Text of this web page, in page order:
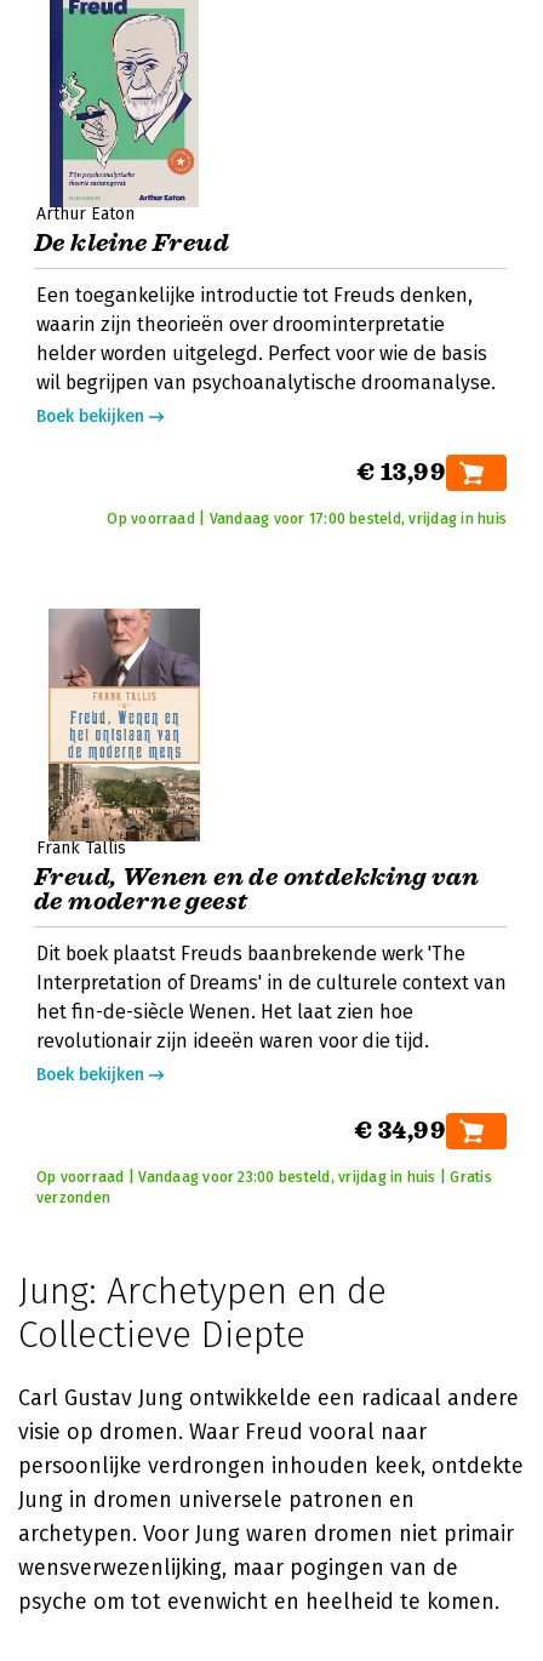
Arthur Eaton
De kleine Freud
Een toegankelijke introductie tot Freuds denken,
waarin zijn theorieën over droominterpretatie
helder worden uitgelegd. Perfect voor wie de basis
wil begrijpen van psychoanalytische droomanalyse.
Boek bekijken
€ 13,99
Op voorraad | Vandaag voor 17:00 besteld, vrijdag in huis
Frank Tallis
Freud, Wenen en de ontdekking van
de moderne geest
Dit boek plaatst Freuds baanbrekende werk 'The
Interpretation of Dreams' in de culturele context van
het fin-de-siècle Wenen. Het laat zien hoe
revolutionair zijn ideeën waren voor die tijd.
Boek bekijken
€ 34,99
Op voorraad | Vandaag voor 23:00 besteld, vrijdag in huis | Gratis
verzonden
Jung: Archetypen en de
Collectieve Diepte
Carl Gustav Jung ontwikkelde een radicaal andere
visie op dromen. Waar Freud vooral naar
persoonlijke verdrongen inhouden keek, ontdekte
Jung in dromen universele patronen en
archetypen. Voor Jung waren dromen niet primair
wensverwezenlijking, maar pogingen van de
psyche om tot evenwicht en heelheid te komen.